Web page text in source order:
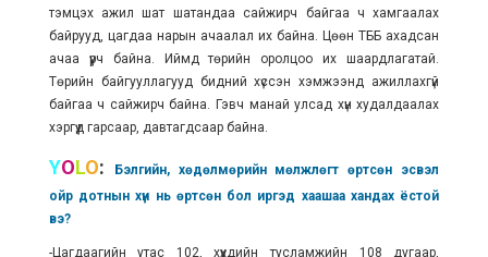
тэмцэх ажил шат шатандаа сайжирч байгаа ч хамгаалах
байрууд, цагдаа нарын ачаалал их байна. Цөөн ТББ ахадсан
ачаа үүрч байна. Иймд төрийн оролцоо их шаардлагатай.
Төрийн байгууллагууд бидний хүссэн хэмжээнд ажиллахгүй
байгаа ч сайжирч байна. Гэвч манай улсад хүн худалдаалах
хэргүүд гарсаар, давтагдсаар байна.
YOLO:
Бэлгийн, хөдөлмөрийн мөлжлөгт өртсөн эсвэл
ойр дотнын хүн нь өртсөн бол иргэд хаашаа хандах ёстой
вэ?
-Цагдаагийн утас 102, хүүхдийн тусламжийн 108 дугаар,